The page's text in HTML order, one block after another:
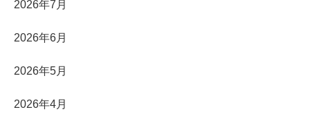
2026年7月
2026年6月
2026年5月
2026年4月